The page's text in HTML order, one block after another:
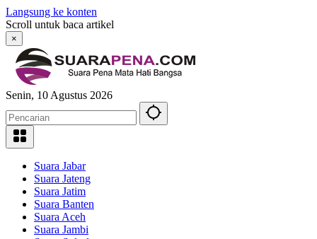
Langsung ke konten
Scroll untuk baca artikel
×
Senin, 10 Agustus 2026
Suara Jabar
Suara Jateng
Suara Jatim
Suara Banten
Suara Aceh
Suara Jambi